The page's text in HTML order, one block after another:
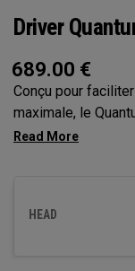
Driver
689.00 €
Conçu pour
maximale, le
la cartographie de
HEAD